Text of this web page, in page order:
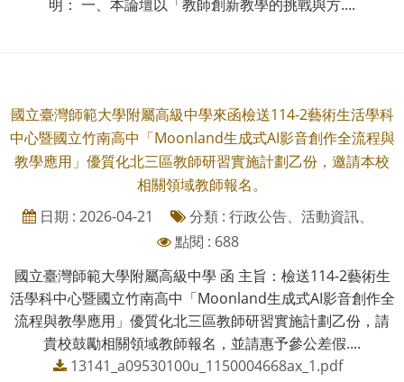
明： 一、本論壇以「教師創新教學的挑戰與方....
國立臺灣師範大學附屬高級中學來函檢送114-2藝術生活學科
中心暨國立竹南高中「Moonland生成式AI影音創作全流程與
教學應用」優質化北三區教師研習實施計劃乙份，邀請本校
相關領域教師報名。
日期 : 2026-04-21
分類 : 行政公告、活動資訊、
點閱 : 688
國立臺灣師範大學附屬高級中學 函 主旨：檢送114-2藝術生
活學科中心暨國立竹南高中「Moonland生成式AI影音創作全
流程與教學應用」優質化北三區教師研習實施計劃乙份，請
貴校鼓勵相關領域教師報名，並請惠予參公差假....
13141_a09530100u_1150004668ax_1.pdf